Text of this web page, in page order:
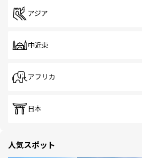
アジア
中近東
アフリカ
日本
人気スポット